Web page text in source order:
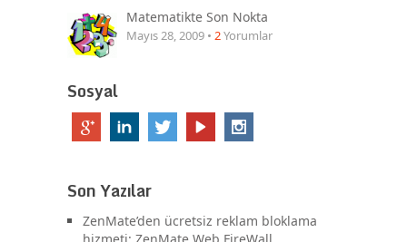
Matematikte Son Nokta
Mayıs 28, 2009 • 2Yorumlar
Sosyal
Son Yazılar
ZenMate’den ücretsiz reklam bloklama